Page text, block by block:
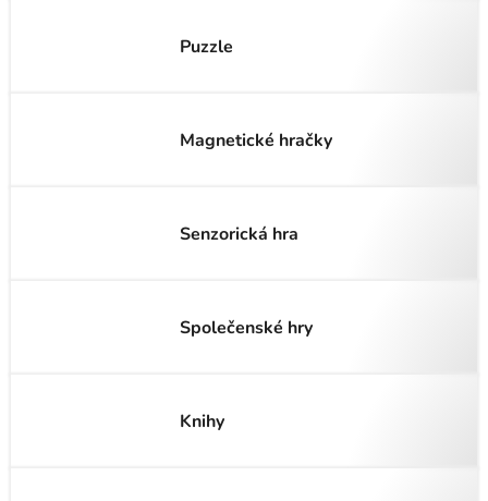
Puzzle
Magnetické hračky
Senzorická hra
Společenské hry
Knihy